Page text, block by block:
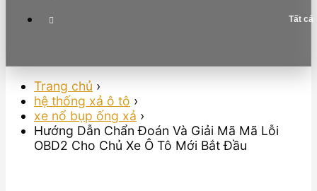
Tất cả
Trang chủ ›
hệ thống xả ô tô ›
xe nổ bụp ống xả ›
Hướng Dẫn Chẩn Đoán Và Giải Mã Mã Lỗi
OBD2 Cho Chủ Xe Ô Tô Mới Bắt Đầu